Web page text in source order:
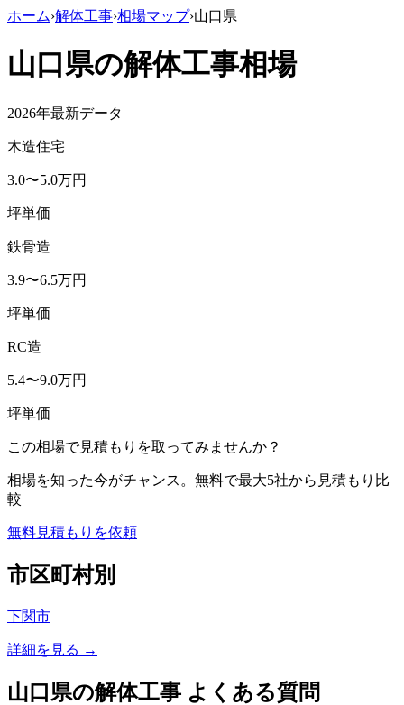
ホーム›解体工事›相場マップ›山口県
山口県の解体工事相場
2026年最新データ
木造住宅
3.0〜5.0万円
坪単価
鉄骨造
3.9〜6.5万円
坪単価
RC造
5.4〜9.0万円
坪単価
この相場で見積もりを取ってみませんか？
相場を知った今がチャンス。無料で最大5社から見積もり比
較
無料見積もりを依頼
市区町村別
下関市
詳細を見る →
山口県の解体工事 よくある質問